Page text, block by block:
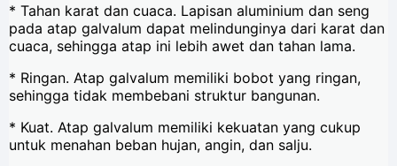
* Tahan karat dan cuaca. Lapisan aluminium dan seng
pada atap galvalum dapat melindunginya dari karat dan
cuaca, sehingga atap ini lebih awet dan tahan lama.
* Ringan. Atap galvalum memiliki bobot yang ringan,
sehingga tidak membebani struktur bangunan.
* Kuat. Atap galvalum memiliki kekuatan yang cukup
untuk menahan beban hujan, angin, dan salju.